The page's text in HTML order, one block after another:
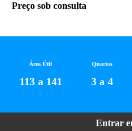
Entrar
Área Útil
113 a 141
Quartos
3 a 4
Preço sob consulta